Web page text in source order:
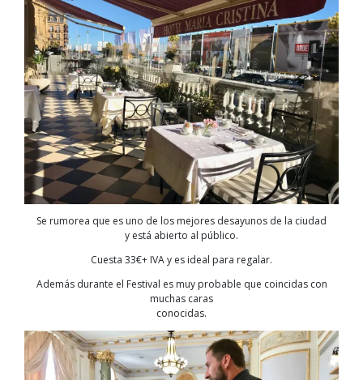
Se rumorea que es uno de los mejores desayunos de la ciudad
y está abierto al público.
Cuesta 33€+ IVA y es ideal para regalar.
Además durante el Festival es muy probable que coincidas con
muchas caras
conocidas.